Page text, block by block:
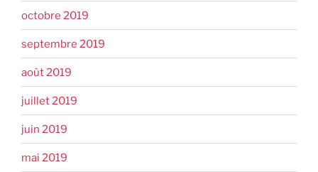
octobre 2019
septembre 2019
août 2019
juillet 2019
juin 2019
mai 2019